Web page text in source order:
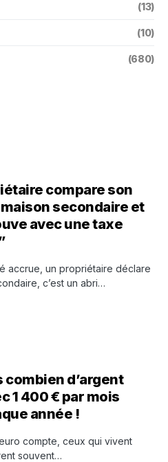
(13)
(10)
(680)
compare son
secondaire et
avec une taxe
accrue, un propriétaire déclare
c’est un abri…
combien d’argent
1 400 € par mois
année !
compte, ceux qui vivent
souvent…